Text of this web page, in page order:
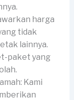
harga
tidak
lainnya.
paket yang
Kami